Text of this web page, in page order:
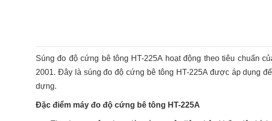
Súng đo độ cứng bê tông HT-225A hoạt động theo tiêu chuẩn
2001. Đây là súng đo độ cứng bê tông HT-225A được áp dụng
dựng.
Đặc điểm máy đo độ cứng bê tông HT-225A